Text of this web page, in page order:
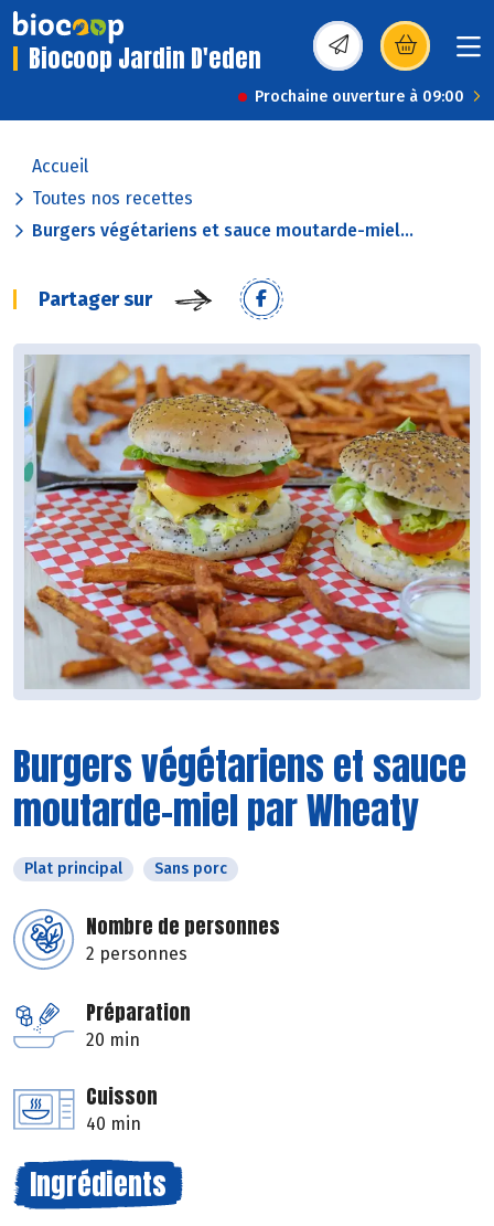
Biocoop Jardin D'eden (s’ouvre dans une
Prochaine ouverture à 09:00
Accueil
Toutes nos recettes
Burgers végétariens et sauce moutarde-miel...
Partager sur
Burgers végétariens et sauce
moutarde-miel par Wheaty
Plat principal Sans porc
Nombre de personnes
2 personnes
Préparation
20 min
Cuisson
40 min
Ingrédients